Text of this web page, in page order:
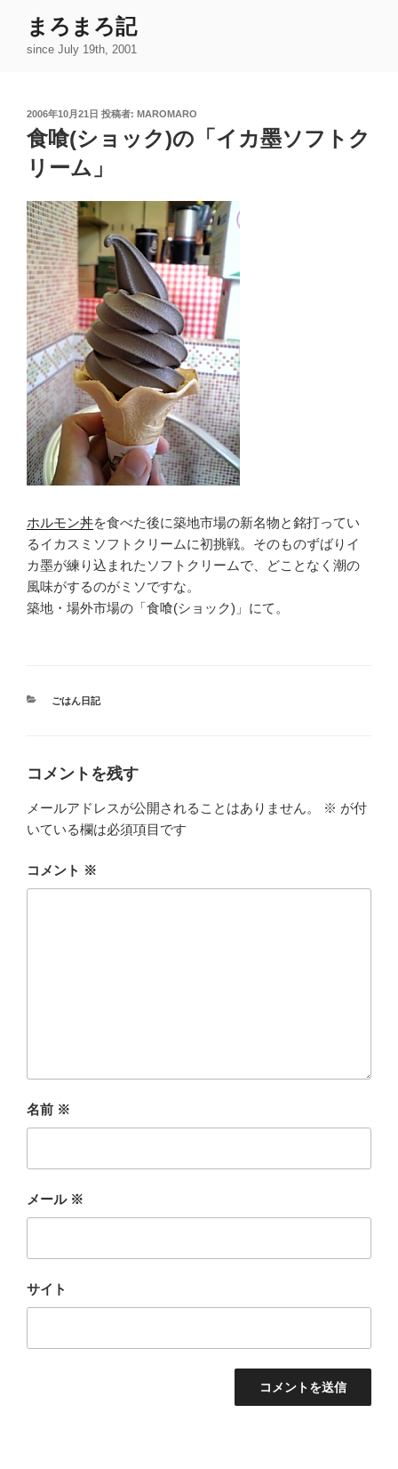
まろまろ記
since July 19th, 2001
投
稿
日:
2006年10月21日 投稿者: MAROMARO
食喰(ショック)の「イカ墨ソフトク
リーム」
ホルモン丼を食べた後に築地市場の新名物と銘打ってい
るイカスミソフトクリームに初挑戦。そのものずばりイ
カ墨が練り込まれたソフトクリームで、どことなく潮の
風味がするのがミソですな。
築地・場外市場の「食喰(ショック)」にて。
カ
ごはん日記
コメントを残す
メールアドレスが公開されることはありません。 ※ が付
いている欄は必須項目です
コメント ※
名前 ※
メール ※
サイト